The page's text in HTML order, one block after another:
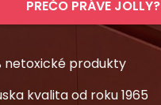
PREČO PRÁVE JOLLY?
netoxické produkty
kvalita od roku 1965